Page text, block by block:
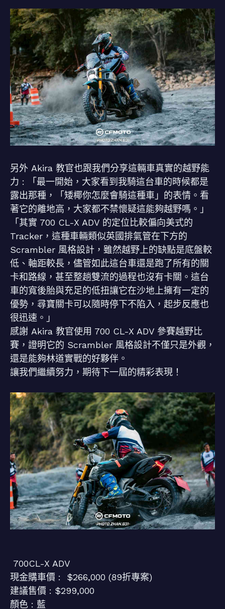
另外 Akira 教官也跟我們分享這輛車真實的越野能
力 : 「最一開始，大家看到我騎這台車的時候都是
露出那種，「矮椰你怎麼會騎這種車」的表情。看
著它的離地高，大家都不禁懷疑這能夠越野嗎。」
「其實 700 CL-X ADV 的定位比較偏向美式的
Tracker，這種車輛類似英國排氣管在下方的
Scrambler 風格設計，雖然越野上的缺點是底盤較
低、軸距較長，儘管如此這台車還是跑了所有的關
卡和路線，甚至整趟雙流的過程也沒有卡關。這台
車的寬後胎與充足的低扭讓它在沙地上擁有一定的
優勢，尋寶關卡可以隨時停下不陷入，起步反應也
很迅速。」
感謝 Akira 教官使用 700 CL-X ADV 參賽越野比
賽，證明它的 Scrambler 風格設計不僅只是外觀，
還是能夠林道實戰的好夥伴。
讓我們繼續努力，期待下一屆的精彩表現！
700CL-X ADV
現金購車價 : $266,000 (89折專案)
建議售價 : $299,000
顏色 : 藍